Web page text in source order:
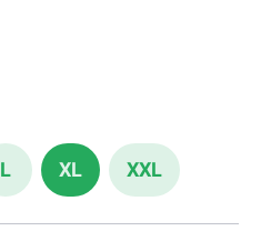
L XL XXL